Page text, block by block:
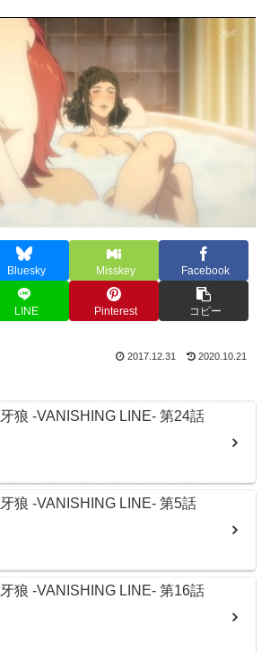
Bluesky Misskey Facebook
LINE Pinterest コピー
2017.12.31 2020.10.21
牙狼 -VANISHING LINE- 第24話
牙狼 -VANISHING LINE- 第5話
牙狼 -VANISHING LINE- 第16話